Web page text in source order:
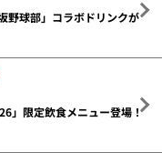
野球部」コラボドリンクが
」限定飲食メニュー登場！